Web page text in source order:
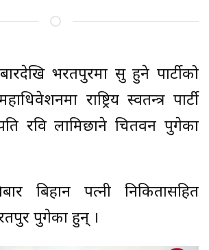
भरतपुरमा सुरु हुने पार्टीको
राष्ट्रिय स्वतन्त्र पार्टी
रवि लामिछाने चितवन पुगेका
बिहान पत्नी निकितासहित
पुगेका हुन् ।